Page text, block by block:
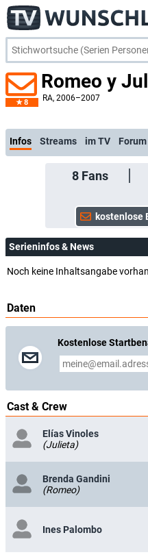
8
Romeo y
RA, 2006–2007
Infos Streams im TV Forum
8Fans
Serieninfos & News
Noch keine Inhaltsangabe
Daten
Kostenlose
Cast & Crew
Elías Vinoles
(Julieta)
Brenda Gandini
(Romeo)
Ines Palombo